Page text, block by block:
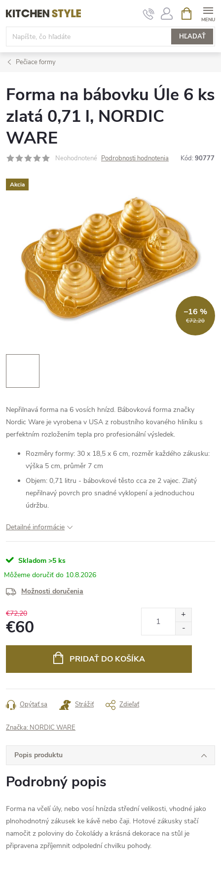
na
obsah
HĽADAŤ
KOŠÍK
Pečiace formy
Forma na bábovku Úle 6 ks
zlatá 0,71 l, NORDIC
WARE
Neohodnotené Podrobnosti hodnotenia Kód: 90777
Akcia
€72,20
–16 %
Nepřilnavá forma na 6 vosích hnízd. Bábovková forma značky
Nordic Ware je vyrobena v USA z robustního kovaného hliníku s
perfektním rozložením tepla pro profesionální výsledek.
Rozměry formy: 30 x 18,5 x 6 cm, rozměr každého zákusku:
výška 5 cm, průměr 7 cm
Objem: 0,71 litru - bábovkové těsto cca ze 2 vajec. Zlatý
nepřilnavý povrch pro snadné vyklopení a jednoduchou
údržbu.
Detailné informácie
Skladom >5 ks
10.8.2026
Možnosti doručenia
€72,20
€60
PRIDAŤ DO KOŠÍKA
Opýtať sa Strážiť Zdieľať
Značka: NORDIC WARE
Popis produktu
Podrobný popis
Forma na včelí úly, nebo vosí hnízda střední velikosti, vhodné jako
plnohodnotný zákusek ke kávě nebo čaji. Hotové zákusky stačí
namočit z poloviny do čokolády a krásná dekorace na stůl je
připravena zpříjemnit odpolední chvilku pohody.